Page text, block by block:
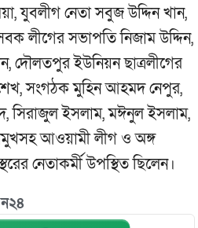
যুবলীগ নেতা সবুজ উদ্দিন খান,
লীগের সভাপতি নিজাম উদ্দিন,
দৌলতপুর ইউনিয়ন ছাত্রলীগের
সংগঠক মুহিন আহমদ নেপুর,
সিরাজুল ইসলাম, মঈনুল ইসলাম,
আওয়ামী লীগ ও অঙ্গ
নেতাকর্মী উপস্থিত ছিলেন।